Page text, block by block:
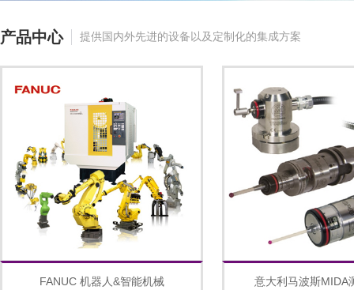
产品中心 提供国内外先进的设备以及定制化的集成方案
FANUC 机器人&智能机械 意大利马波斯MIDA